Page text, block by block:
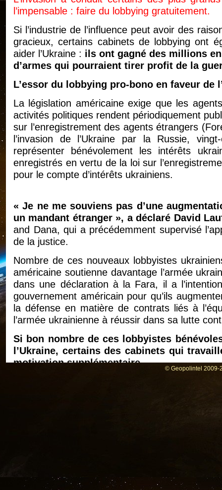
l’impensable : faire du lobbying gratuitement.
Si l’industrie de l’influence peut avoir des
gracieux, certains cabinets de lobbying ont
aider l’Ukraine : ils ont gagné des millions
d’armes qui pourraient tirer profit de la
L’essor du lobbying pro-bono en faveur de
La législation américaine exige que les
activités politiques rendent périodiquement
sur l’enregistrement des agents étrangers
l’invasion de l’Ukraine par la Russie,
représenter bénévolement les intérêts
enregistrés en vertu de la loi sur
pour le compte d’intérêts ukrainiens.
« Je ne me souviens pas d’une
un mandant étranger », a déclaré David
and Dana, qui a précédemment supervisé
de la justice.
Nombre de ces nouveaux lobbyistes
américaine soutienne davantage l’armée
dans une déclaration à la Fara, il a
gouvernement américain pour qu’ils
la défense en matière de contrats liés à
l’armée ukrainienne à réussir dans sa lutte
Si bon nombre de ces lobbyistes
l’Ukraine, certains des cabinets qui
motivation supplémentaire.
Hogan Lovells, a déposé des documents
© Geopolintel 2009-